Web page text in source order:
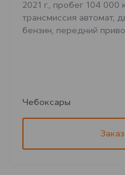
2021 г., пробег 104 000
трансмиссия автомат,
бензин, передний
Чебоксары